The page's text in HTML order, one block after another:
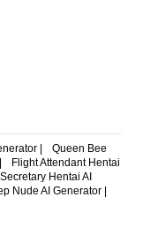
|
Queen Bee
Flight Attendant Hentai
Secretary Hentai AI
Nude AI Generator |